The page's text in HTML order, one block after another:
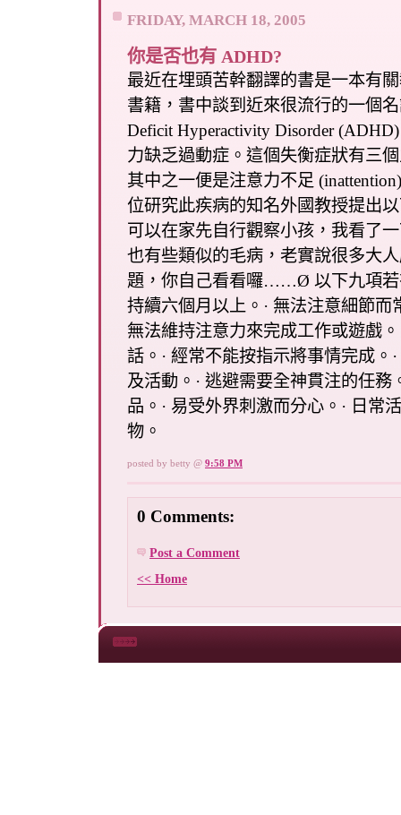
FRIDAY, MARCH 18, 2005
你是否也有 ADHD?
最近在埋頭苦幹翻譯的書是一本有
書籍，書中談到近來很流行的一個
Deficit Hyperactivity Disorder
力缺乏過動症。這個失衡症狀有三
其中之一便是注意力不足
位研究此疾病的知名外國教授提出
可以在家先自行觀察小孩，我看了
也有些類似的毛病，老實說很多大
題，你自己看看囉……Ø 以下九項若
持續六個月以上。· 無法注意細節而
無法維持注意力來完成工作或遊戲
話。· 經常不能按指示將事情完成。
及活動。· 逃避需要全神貫注的任務
品。· 易受外界刺激而分心。· 日常
物。
posted by betty @ 9:58 PM
0 Comments:
Post a Comment
<< Home